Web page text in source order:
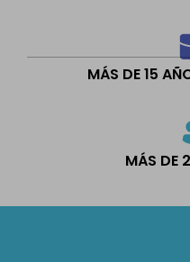
MÁS DE 15
MÁS DE